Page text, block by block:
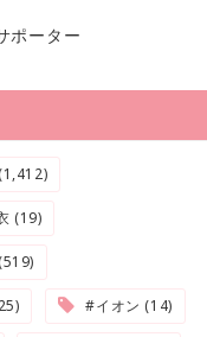
ポーター
(19)
#イオン (14)